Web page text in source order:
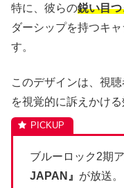
特に、彼らの鋭い目つ
ダーシップを持つキ
す。
このデザインは、視
を視覚的に訴えかける
ブルーロック2期
JAPAN』 が放送。